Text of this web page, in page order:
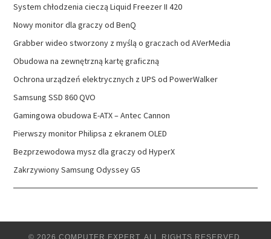
System chłodzenia cieczą Liquid Freezer II 420
Nowy monitor dla graczy od BenQ
Grabber wideo stworzony z myślą o graczach od AVerMedia
Obudowa na zewnętrzną kartę graficzną
Ochrona urządzeń elektrycznych z UPS od PowerWalker
Samsung SSD 860 QVO
Gamingowa obudowa E-ATX – Antec Cannon
Pierwszy monitor Philipsa z ekranem OLED
Bezprzewodowa mysz dla graczy od HyperX
Zakrzywiony Samsung Odyssey G5
© 2026 COMPUTER EXPERT. ALL RIGHTS RESERVED.